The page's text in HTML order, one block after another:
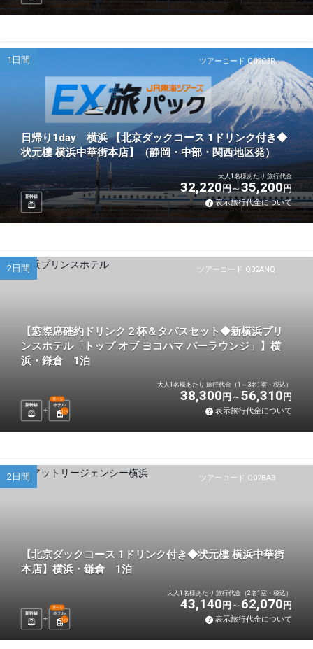
ツアーコード Q02C3R
1日間
日帰り1day 横浜 【北京ダックコース 1ドリンク付き◆
状元樓 横浜中華街本店】（静岡・中部・関西地区発）
新幹線
大人1名様あたり 旅行代金
32,220円 35,200円
表示旅行代金について
ツアーコード Q02ANQ
2日間
【窓際席確約ドリンク２杯＆タパスセット◆新横浜プリ
ンスホテル「トップ オブ ヨコハマ バーラウンジ」】横
浜・鎌倉 1泊
新幹線 ホテル
選べる
1 泊
大人1名様あたり 旅行代金（1～3名1室・税込）
38,300 円 56,310 円
表示旅行代金について
ツアーコード Q02BA3
2日間
【北京ダックコース 1ドリンク付き◆状元樓 横浜中華街
本店】横浜・鎌倉 1泊
新幹線 ホテル
選べる
1 泊
大人1名様あたり 旅行代金（2名1室・税込）
43,140 円 62,070 円
表示旅行代金について